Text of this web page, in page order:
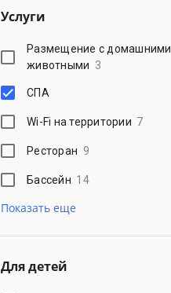
Услуги
Размещение с домашними
животными 3
СПА
Wi-Fi на территории 7
Ресторан 9
Бассейн 14
Показать еще
Для детей